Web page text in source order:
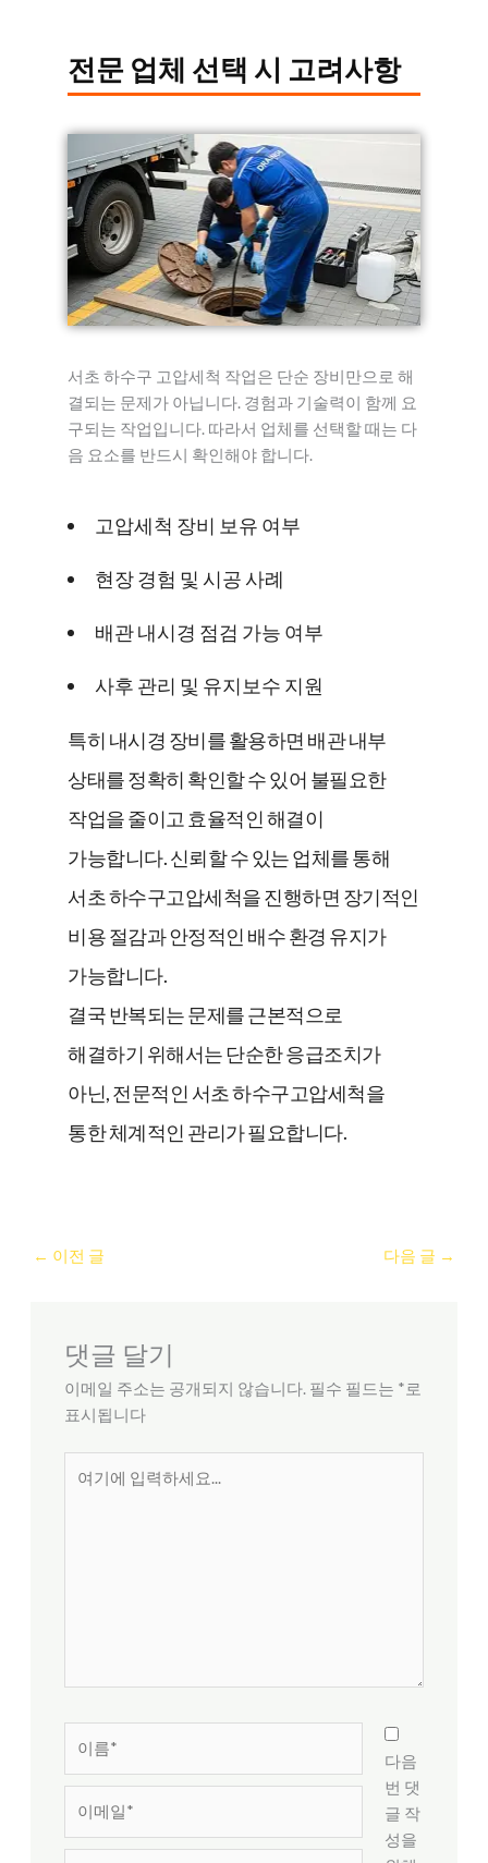
전문 업체 선택 시 고려사항
서초 하수구 고압세척 작업은 단순 장비만으로 해
결되는 문제가 아닙니다. 경험과 기술력이 함께 요
구되는 작업입니다. 따라서 업체를 선택할 때는 다
음 요소를 반드시 확인해야 합니다.
고압세척 장비 보유 여부
현장 경험 및 시공 사례
배관 내시경 점검 가능 여부
사후 관리 및 유지보수 지원
특히 내시경 장비를 활용하면 배관 내부
상태를 정확히 확인할 수 있어 불필요한
작업을 줄이고 효율적인 해결이
가능합니다. 신뢰할 수 있는 업체를 통해
서초 하수구고압세척을 진행하면 장기적인
비용 절감과 안정적인 배수 환경 유지가
가능합니다.
결국 반복되는 문제를 근본적으로
해결하기 위해서는 단순한 응급조치가
아닌, 전문적인 서초 하수구고압세척을
통한 체계적인 관리가 필요합니다.
← 이전 글 다음 글 →
댓글 달기
이메일 주소는 공개되지 않습니다. 필수 필드는 *로
표시됩니다
*
일
다음
번 댓
글 작
성을